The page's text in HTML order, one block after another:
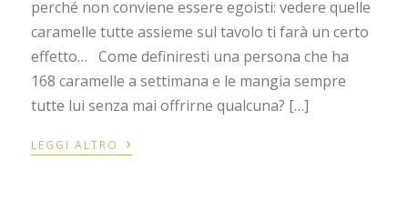
perché non conviene essere egoisti: vedere quelle
caramelle tutte assieme sul tavolo ti farà un certo
effetto… Come definiresti una persona che ha
168 caramelle a settimana e le mangia sempre
tutte lui senza mai offrirne qualcuna? […]
LEGGI ALTRO ›